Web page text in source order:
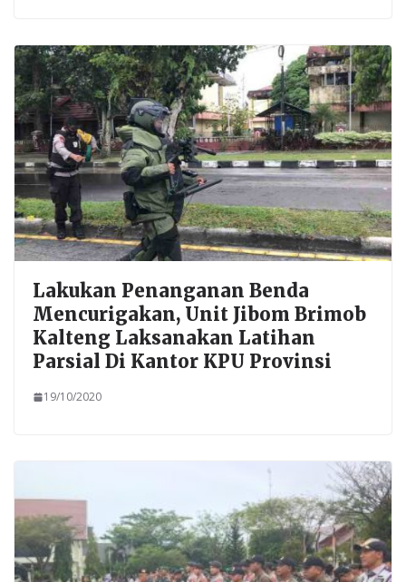
Lakukan Penanganan Benda
Mencurigakan, Unit Jibom Brimob
Kalteng Laksanakan Latihan
Parsial Di Kantor KPU Provinsi
19/10/2020